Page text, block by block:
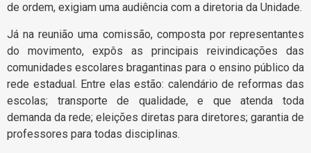
de ordem, exigiam uma audiência com a diretoria da Unidade.
Já na reunião uma comissão, composta por representantes
do movimento, expôs as principais reivindicações das
comunidades escolares bragantinas para o ensino público da
rede estadual. Entre elas estão: calendário de reformas das
escolas; transporte de qualidade, e que atenda toda
demanda da rede; eleições diretas para diretores; garantia de
professores para todas disciplinas.